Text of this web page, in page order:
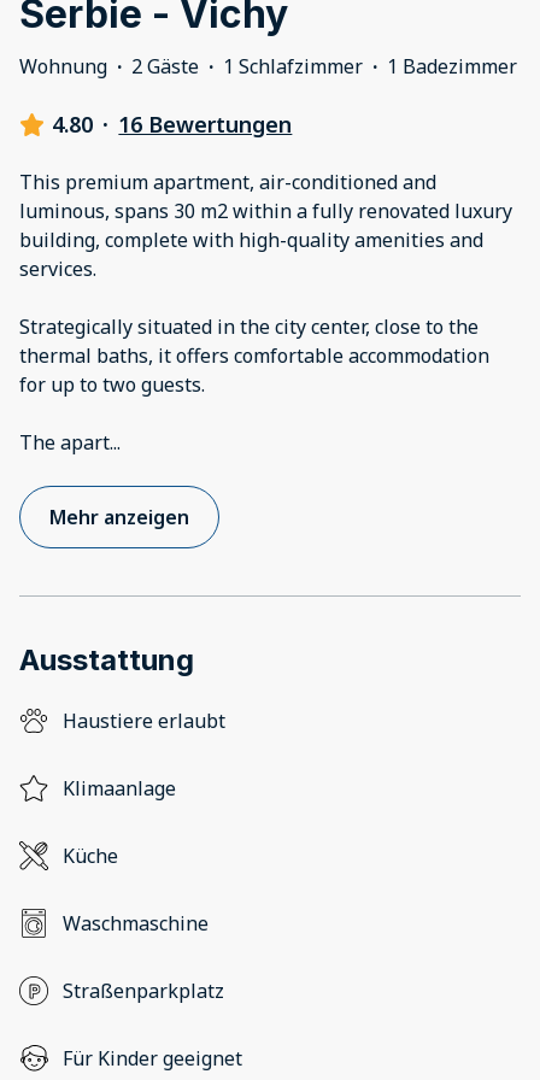
Serbie - Vichy
Wohnung · 2 Gäste · 1 Schlafzimmer · 1 Badezimmer
4.80 · 16 Bewertungen
This premium apartment, air-conditioned and
luminous, spans 30 m2 within a fully renovated luxury
building, complete with high-quality amenities and
services.
Strategically situated in the city center, close to the
thermal baths, it offers comfortable accommodation
for up to two guests.
The apart...
Mehr anzeigen
Ausstattung
Haustiere erlaubt
Klimaanlage
Küche
Waschmaschine
Straßenparkplatz
Für Kinder geeignet